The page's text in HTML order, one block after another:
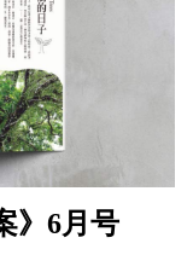
》6月号